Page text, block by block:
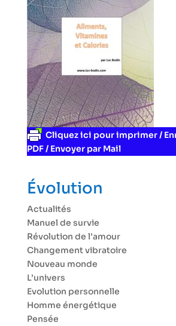
Cliquez ici pour imprimer /
PDF / Envoyer par Mail
Évolution
Actualités
Manuel de survie
Révolution de l’amour
Changement vibratoire
Nouveau monde
L’univers
Evolution personnelle
Homme énergétique
Pensée